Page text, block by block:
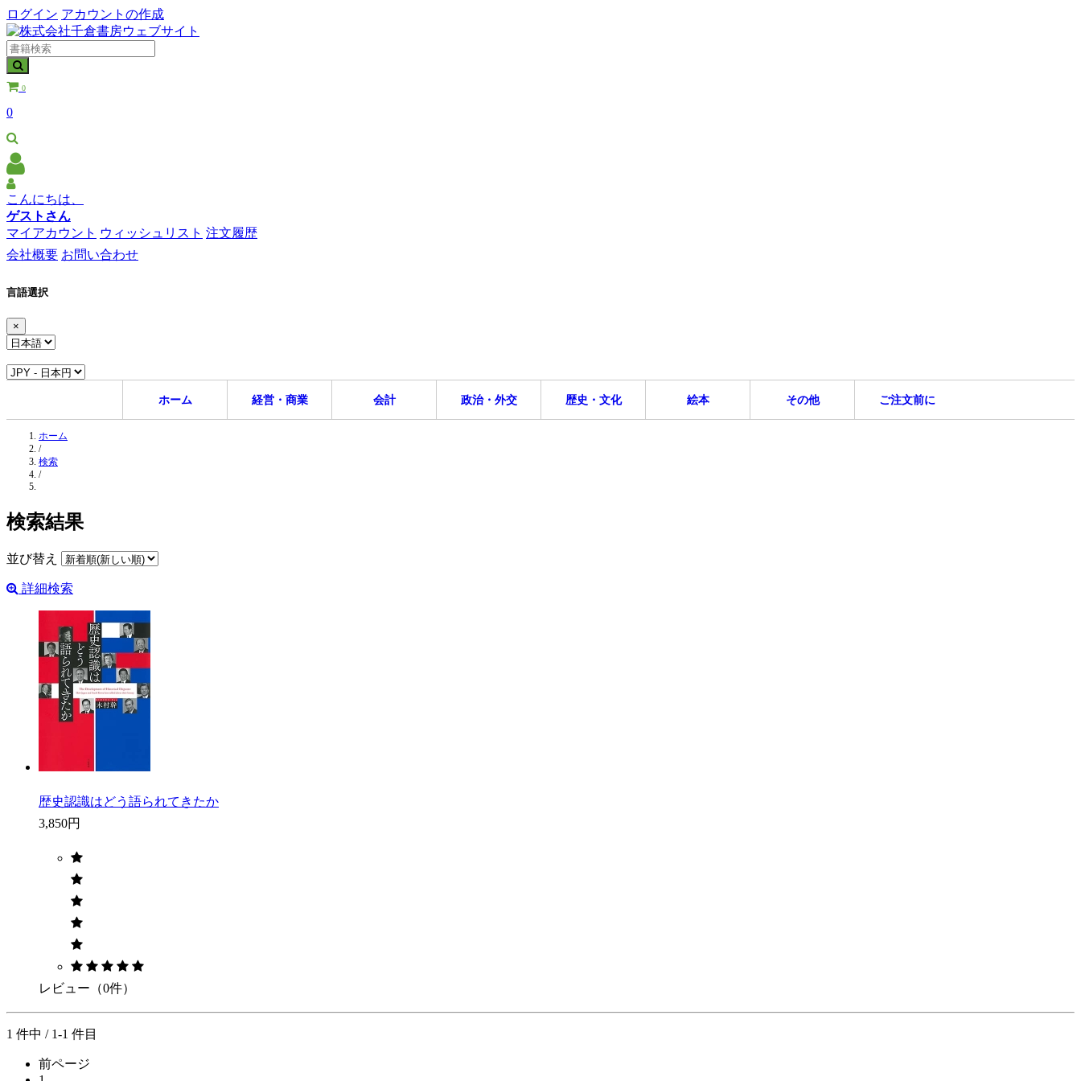
ログイン アカウントの作成
0
0
こんにちは、
ゲストさん
マイアカウント ウィッシュリスト 注文履歴
会社概要 お問い合わせ
言語選択
×
ホーム 経営・商業 会計 政治・外交 歴史・文化 絵本 その他 ご注文前に
ホーム
/
検索
/
検索結果
並び替え
詳細検索
歴史認識はどう語られてきたか
3,850円
レビュー（0件）
1 件中 / 1-1 件目
前ページ